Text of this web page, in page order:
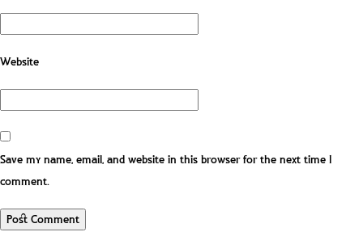
Website
Save my name, email, and website in this browser for the next time I
comment.